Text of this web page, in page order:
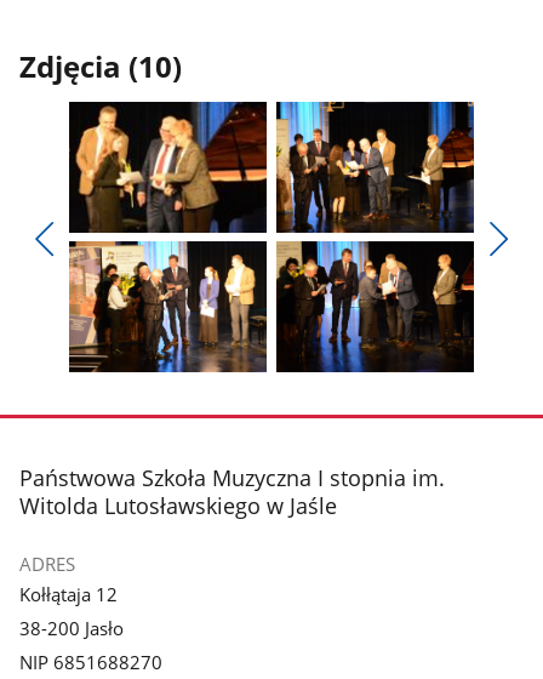
Zdjęcia (10)
Pokaż
poprzednie
zdjęcia
Pokaż
zdjęcie
1
z
galerii.
Pokaż
zdjęcie
galerii.
zdjęcie
galerii.
zdjęcie
galerii.
stopka
Państwowa Szkoła Muzyczna I stopnia im.
Witolda Lutosławskiego w Jaśle
ADRES
Kołłątaja 12
38-200 Jasło
NIP 6851688270